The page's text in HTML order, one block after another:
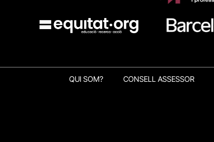
QUI SOM? CONSELL ASSESSOR